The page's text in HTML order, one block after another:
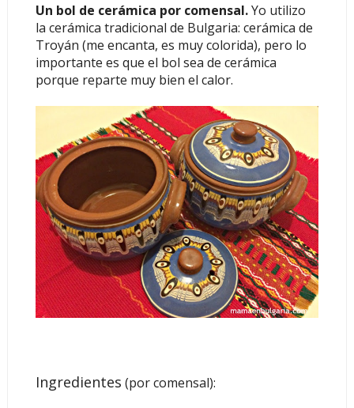
Un bol de cerámica por comensal.Yo utilizo
la cerámica tradicional de Bulgaria: cerámica de
Troyán (me encanta, es muy colorida), pero lo
importante es que el bol sea de cerámica
porque reparte muy bien el calor.
Ingredientes (por comensal):